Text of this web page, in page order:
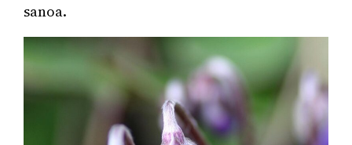
sanoa.